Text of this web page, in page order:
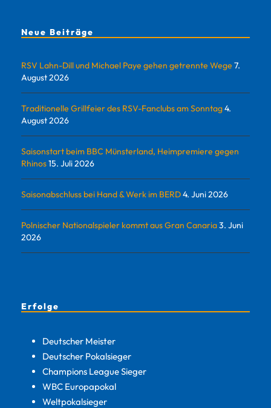
Neue Beiträge
RSV Lahn-Dill und Michael Paye gehen getrennte Wege 7.
August 2026
Traditionelle Grillfeier des RSV-Fanclubs am Sonntag4.
August 2026
Saisonstart beim BBC Münsterland, Heimpremiere gegen
Rhinos15. Juli 2026
Saisonabschluss bei Hand & Werk im BERD4. Juni 2026
Polnischer Nationalspieler kommt aus Gran Canaria3. Juni
2026
Erfolge
Deutscher Meister
Deutscher Pokalsieger
Champions League Sieger
WBC Europapokal
Weltpokalsieger